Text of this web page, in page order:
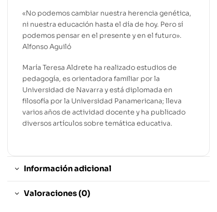
«No podemos cambiar nuestra herencia genética,
ni nuestra educación hasta el día de hoy. Pero sí
podemos pensar en el presente y en el futuro».
Alfonso Aguiló
María Teresa Aldrete ha realizado estudios de
pedagogía, es orientadora familiar por la
Universidad de Navarra y está diplomada en
filosofía por la Universidad Panamericana; lleva
varios años de actividad docente y ha publicado
diversos artículos sobre temática educativa.
Información adicional
Valoraciones (0)